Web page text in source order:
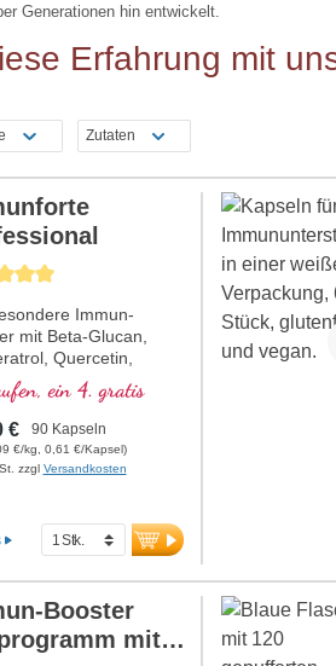
Generationen hin entwickelt.
Erfahrung mit
Zutaten
Bewertung von 5 von 5 Sternen
Immun-
mit Beta-Glucan,
Quercetin,
rosea, Curcuma
EGCG, und
Extrakt. Vitamin D3,
C, Selen und Zink
zu einer normalen
ein 4. gratis
€ 90 Kapseln
€/kg, 0,61 €/Kapsel)
zzgl Versandkosten
Booster
mit